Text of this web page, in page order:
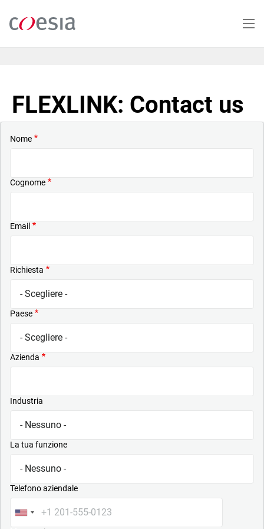
contenuto
FLEXLINK: Contact us
Nome
Cognome
Email
Richiesta
Paese
Azienda
Industria
La tua funzione
Telefono aziendale